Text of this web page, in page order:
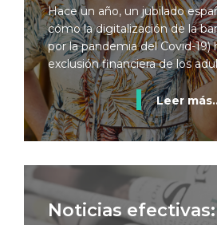
Hace un año, un jubilado
cómo la digitalización de la
por la pandemia del Covid-19)
exclusión financiera de los
Leer
Noticias